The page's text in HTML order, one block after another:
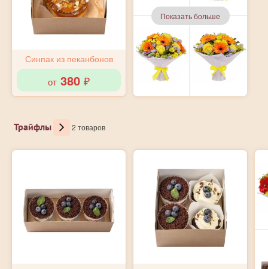
Синпак из пеканбонов
от 380 ₽
Показать больше
Трайфлы 2 товаров